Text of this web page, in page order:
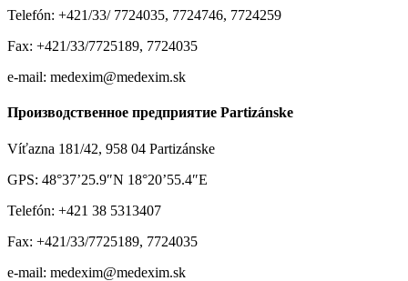
Telefón: +421/33/ 7724035, 7724746, 7724259
Fax: +421/33/7725189, 7724035
e-mail: medexim@medexim.sk
Производственное предприятие Partizánske
Víťazna 181/42, 958 04 Partizánske
GPS: 48°37’25.9″N 18°20’55.4″E
Telefón: +421 38 5313407
Fax: +421/33/7725189, 7724035
e-mail: medexim@medexim.sk